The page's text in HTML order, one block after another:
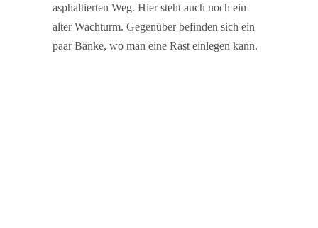
asphaltierten Weg. Hier steht auch noch ein
alter Wachturm. Gegenüber befinden sich ein
paar Bänke, wo man eine Rast einlegen kann.